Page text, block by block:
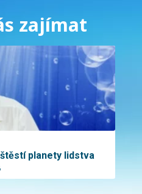
zajímat
štěstí planety lidstva